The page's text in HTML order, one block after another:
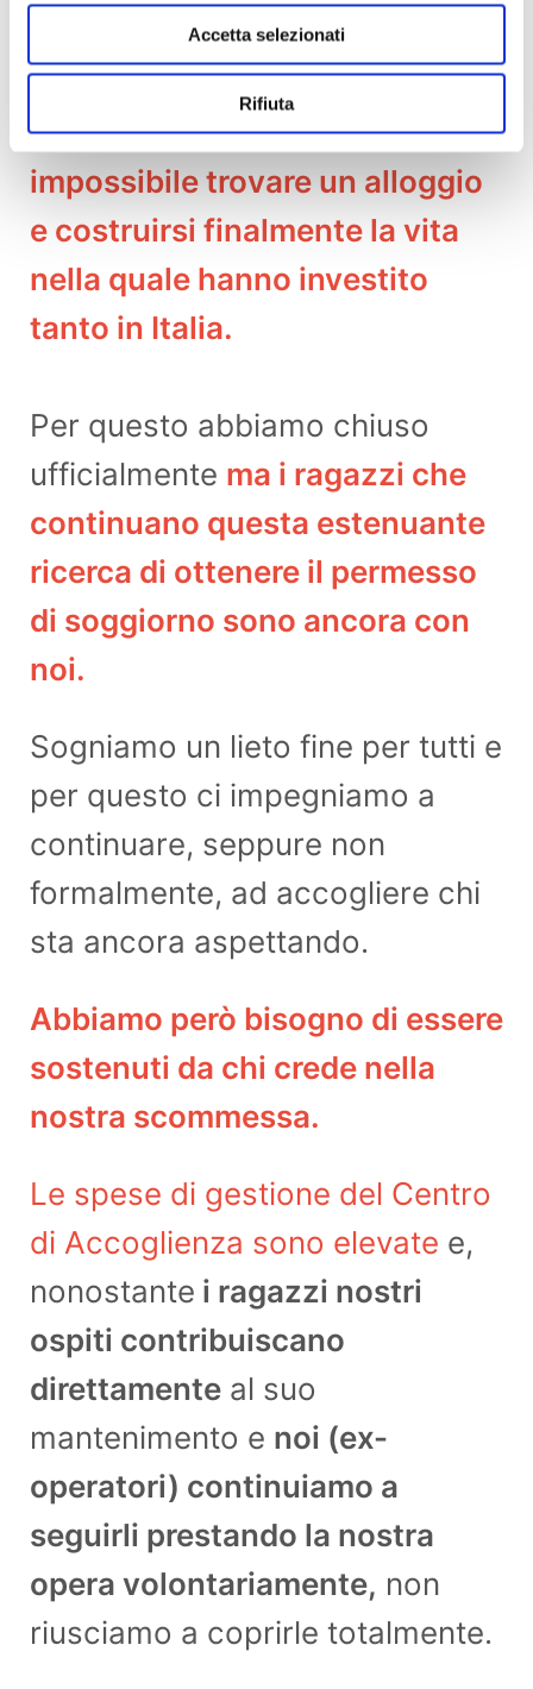
Accetta selezionati
Rifiuta
In questa fase per loro è
impossibile trovare un alloggio
e costruirsi finalmente la vita
nella quale hanno investito
tanto in Italia.
Per questo abbiamo chiuso
ufficialmente ma i ragazzi che
continuano questa estenuante
ricerca di ottenere il permesso
di soggiorno sono ancora con
noi.
Sogniamo un lieto fine per tutti e
per questo ci impegniamo a
continuare, seppure non
formalmente, ad accogliere chi
sta ancora aspettando.
Abbiamo però bisogno di essere
sostenuti da chi crede nella
nostra scommessa.
Le spese di gestione del Centro
di Accoglienza sono elevate e,
nonostante i ragazzi nostri
ospiti contribuiscano
direttamente al suo
mantenimento e noi (ex-
operatori) continuiamo a
seguirli prestando la nostra
opera volontariamente, non
riusciamo a coprirle totalmente.